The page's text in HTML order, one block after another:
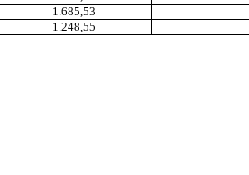
1.685,53
1.248,55